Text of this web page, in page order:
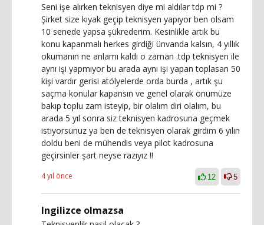
Seni işe alırken teknisyen diye mi aldılar tdp mi ?
Şirket size kıyak geçip teknisyen yapıyor ben olsam
10 senede yapsa şükrederim. Kesinlikle artık bu
konu kapanmalı herkes girdiği ünvanda kalsın, 4 yıllık
okumanın ne anlamı kaldı o zaman .tdp teknisyen ile
aynı işi yapmıyor bu arada aynı işi yapan toplasan 50
kişi vardır gerisi atölyelerde orda burda , artık şu
saçma konular kapansın ve genel olarak önümüze
bakıp toplu zam isteyip, bir olalım diri olalım, bu
arada 5 yıl sonra siz teknisyen kadrosuna geçmek
istiyorsunuz ya ben de teknisyen olarak girdim 6 yılın
doldu beni de mühendis veya pilot kadrosuna
geçirsinler şart neyse razıyız !!
4 yıl önce 12 5
Ingilizce olmazsa